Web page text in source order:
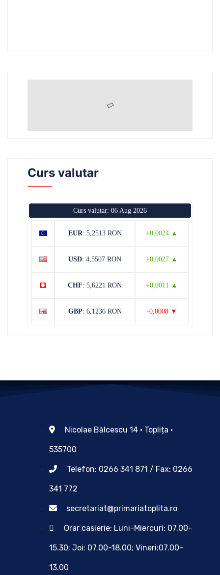
Curs valutar
Curs valutar: 06 Aug 2026
EUR: 5,2513 RON +0,0024 ▲
USD: 4,5507 RON +0,0027 ▲
CHF: 5,6221 RON +0,0011 ▲
GBP: 6,1236 RON -0,0008 ▼
Nicolae Bălcescu 14 • Toplița •
535700
Telefon: 0266 341 871 / Fax: 0266
341 772
secretariat@primariatoplita.ro
Orar casierie: Luni-Miercuri: 07.00-
15.30; Joi: 07.00-18.00; Vineri:07.00-
13.00